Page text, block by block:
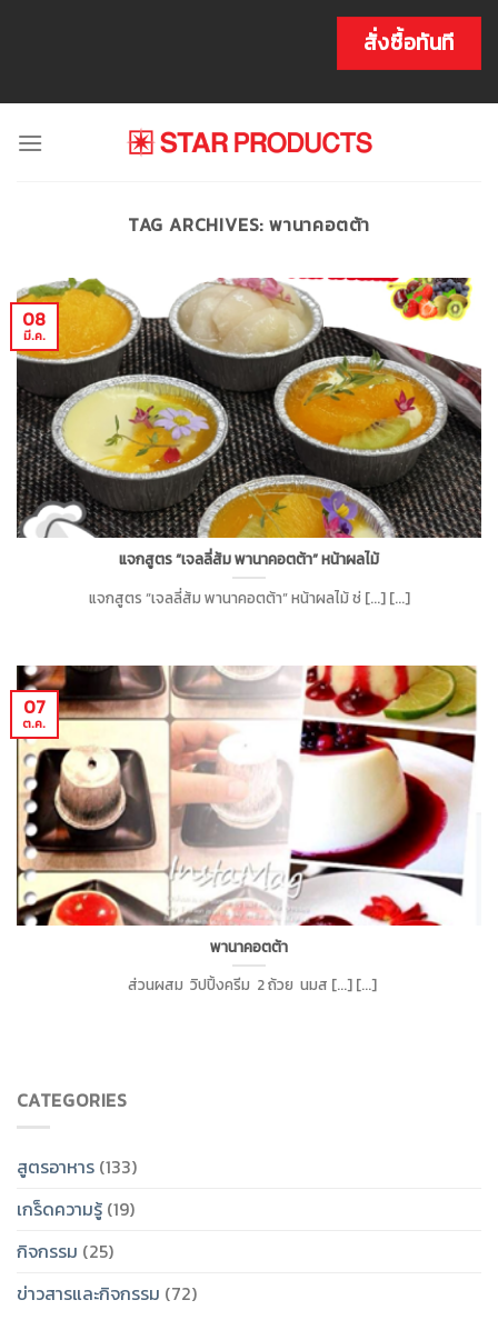
สั่งซื้อทันที
TAG ARCHIVES: พานาคอตต้า
CATEGORIES
สูตรอาหาร (133)
เกร็ดความรู้ (19)
กิจกรรม (25)
ข่าวสารและกิจกรรม (72)
แจกสูตร “เจลลี่ส้ม พานาคอตต้า” หน้าผลไม้
แจกสูตร “เจลลี่ส้ม พานาคอตต้า” หน้าผลไม้ ช่ [...] [...]
08
มี.ค.
พานาคอตต้า
ส่วนผสม วิปปิ้งครีม 2 ถ้วย นมส [...] [...]
07
ต.ค.